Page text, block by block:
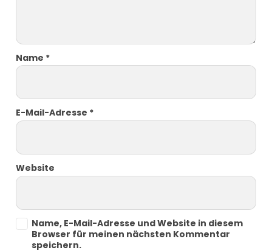
Name *
E-Mail-Adresse *
Website
Name, E-Mail-Adresse und Website in diesem
Browser für meinen nächsten Kommentar
speichern.